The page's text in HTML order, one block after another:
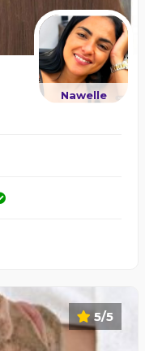
Nawelle
5/5